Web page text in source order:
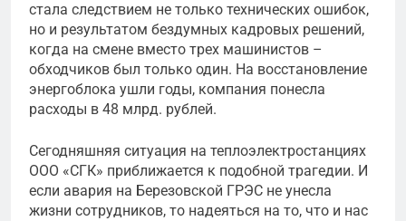
стала следствием не только технических ошибок,
но и результатом бездумных кадровых решений,
когда на смене вместо трех машинистов –
обходчиков был только один. На восстановление
энергоблока ушли годы, компания понесла
расходы в 48 млрд. рублей.
Сегодняшняя ситуация на теплоэлектростанциях
ООО «СГК» приближается к подобной трагедии. И
если авария на Березовской ГРЭС не унесла
жизни сотрудников, то надеяться на то, что и нас